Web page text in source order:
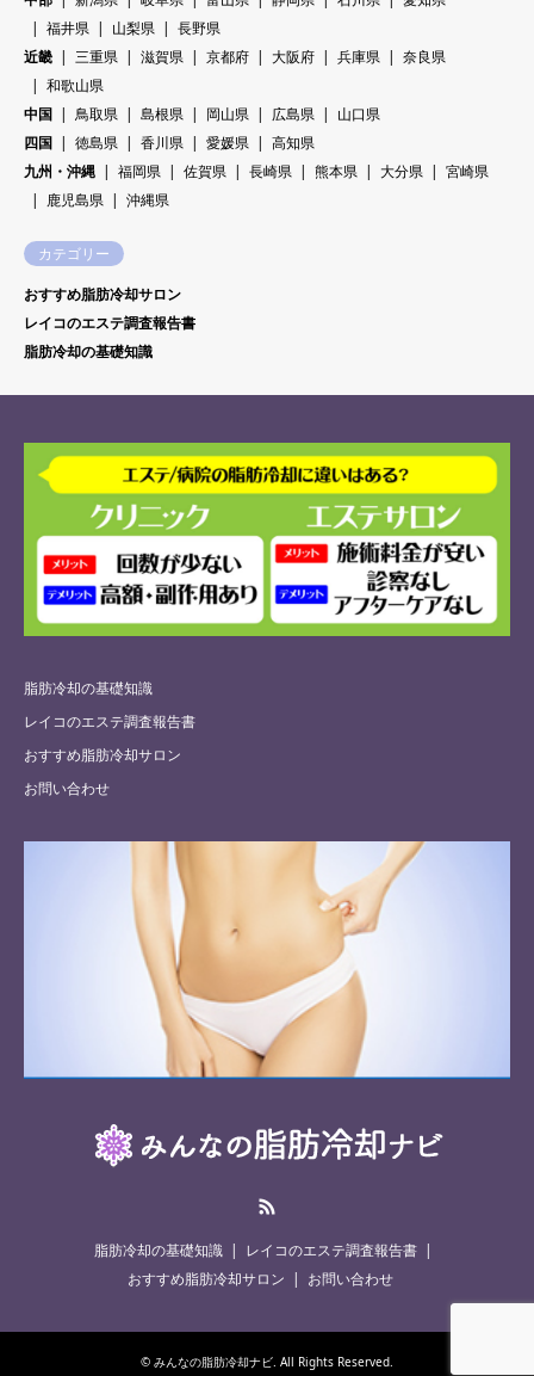
福井県
山梨県
長野県
近畿
三重県 滋賀県 京都府 大阪府 兵庫県
奈良県
和歌山県
中国
鳥取県 島根県 岡山県 広島県
山口県
四国
徳島県 香川県 愛媛県
高知県
九州・沖縄
福岡県 佐賀県 長崎県 熊本県 大分県
宮崎県
鹿児島県
沖縄県
カテゴリー
おすすめ脂肪冷却サロン
レイコのエステ調査報告書
脂肪冷却の基礎知識
脂肪冷却の基礎知識
レイコのエステ調査報告書
おすすめ脂肪冷却サロン
お問い合わせ
脂肪冷却の基礎知識
レイコのエステ調査報告書
おすすめ脂肪冷却サロン
お問い合わせ
© みんなの脂肪冷却ナビ. All Rights Reserved.